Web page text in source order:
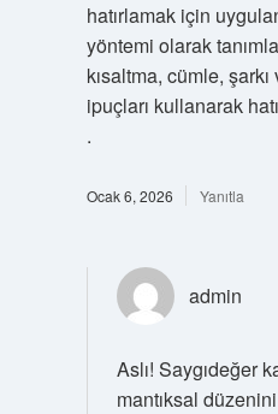
hatırlamak için
yöntemi olarak
kısaltma, cümle,
ipuçları kullanarak
.
Ocak 6, 2026 Yanıtla
admin
Aslı! Saygıdeğer
mantıksal düzenini